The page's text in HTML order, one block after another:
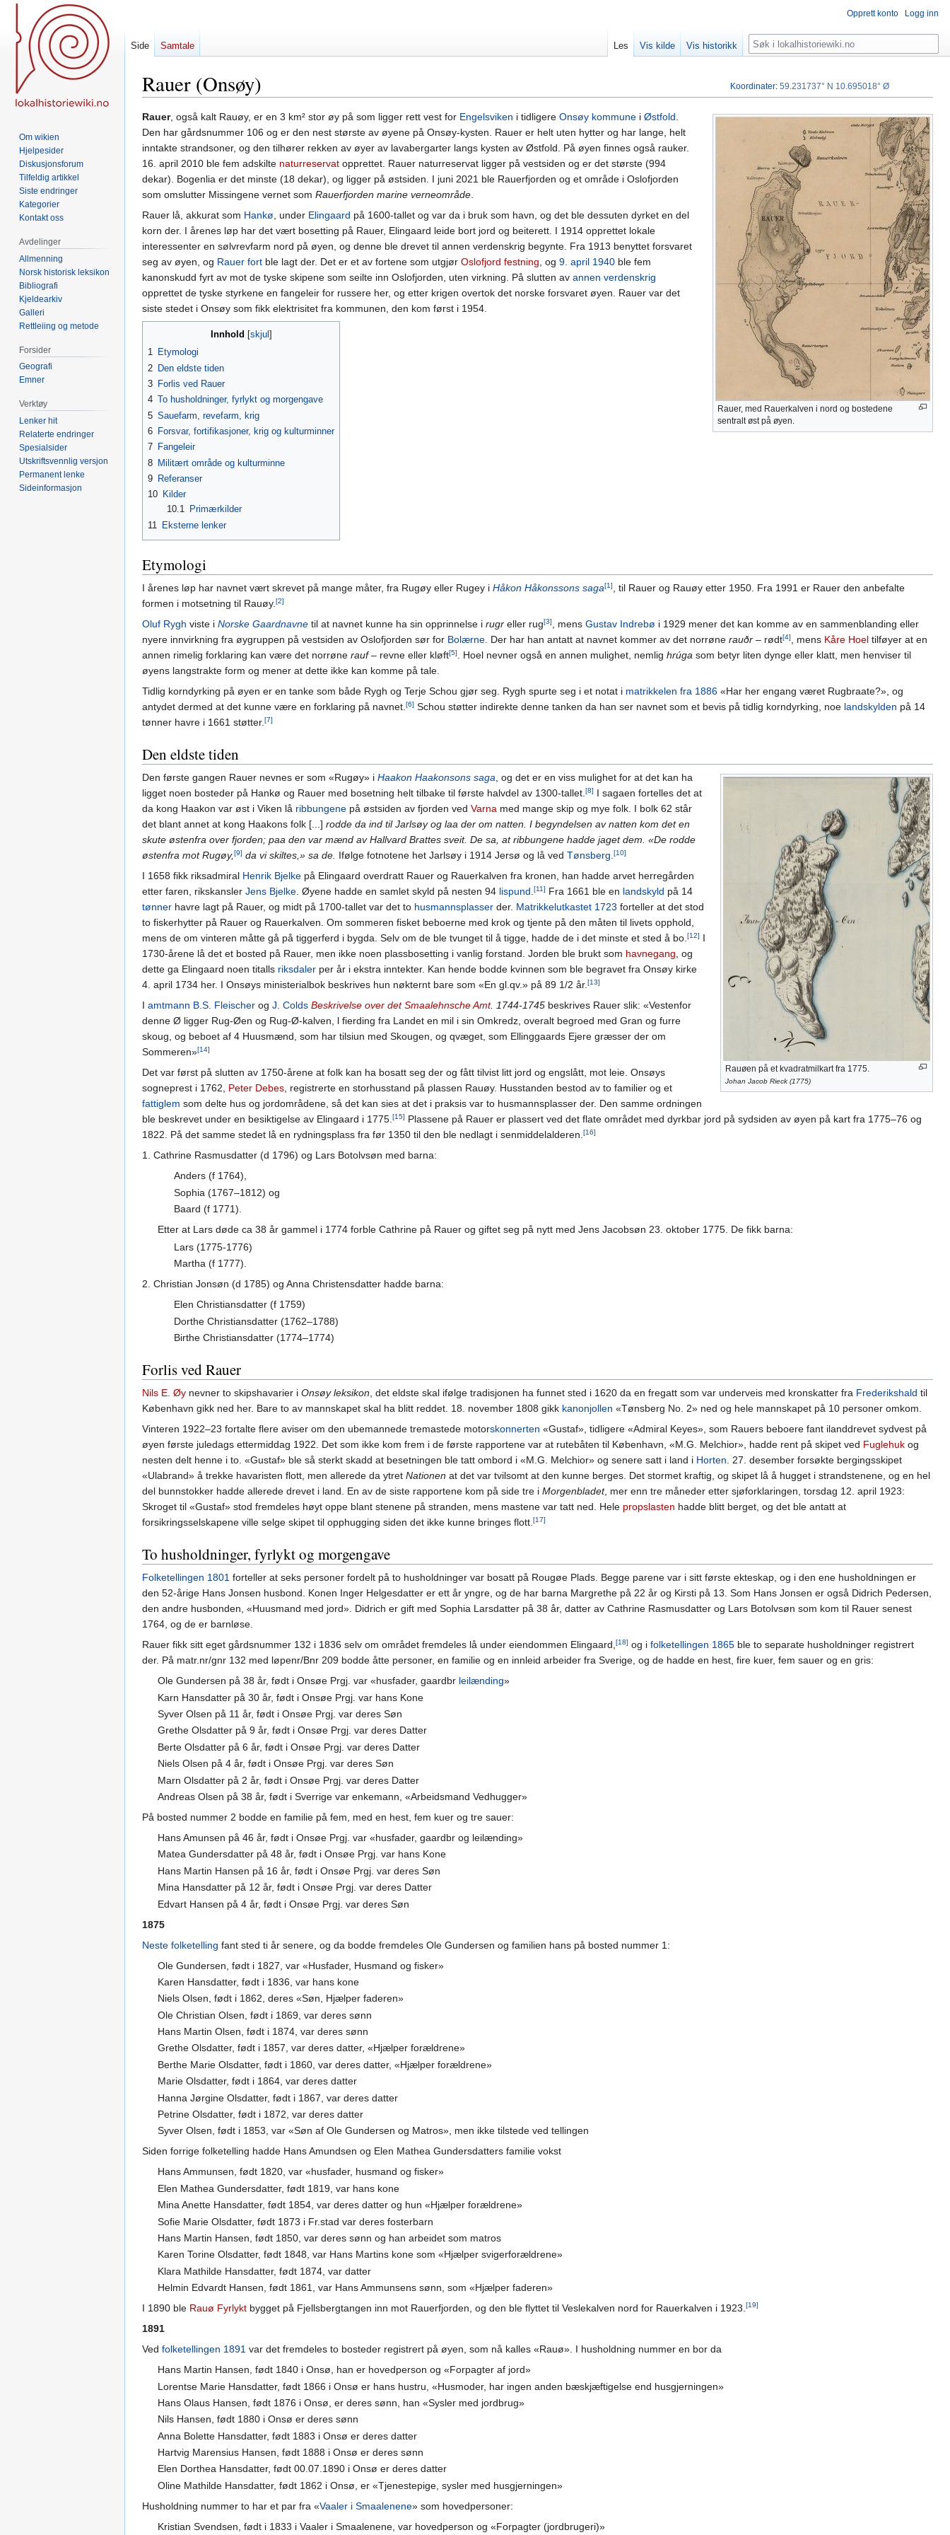
Rauer (Onsøy)
Hopp
til
navigering
Hopp
til
søk
Rauer, med Rauerkalven i nord og bostedene
sentralt øst på øyen.
Rauer, også kalt Rauøy, er en 3 km² stor øy på som ligger rett vest for Engelsviken i tidligere Onsøy kommune i Østfold.
Den har gårdsnummer 106 og er den nest største av øyene på Onsøy-kysten. Rauer er helt uten hytter og har lange, helt
inntakte strandsoner, og den tilhører rekken av øyer av lavabergarter langs kysten av Østfold. På øyen finnes også rauker.
16. april 2010 ble fem adskilte naturreservat opprettet. Rauer naturreservat ligger på vestsiden og er det største (994
dekar). Bogenlia er det minste (18 dekar), og ligger på østsiden. I juni 2021 ble Rauerfjorden og et område i Oslofjorden
som omslutter Missingene vernet som Rauerfjorden marine verneområde.
Rauer lå, akkurat som Hankø, under Elingaard på 1600-tallet og var da i bruk som havn, og det ble dessuten dyrket en del
korn der. I årenes løp har det vært bosetting på Rauer, Elingaard leide bort jord og beiterett. I 1914 opprettet lokale
interessenter en sølvrevfarm nord på øyen, og denne ble drevet til annen verdenskrig begynte. Fra 1913 benyttet forsvaret
seg av øyen, og Rauer fort ble lagt der. Det er et av fortene som utgjør Oslofjord festning, og 9. april 1940 ble fem
kanonskudd fyrt av mot de tyske skipene som seilte inn Oslofjorden, uten virkning. På slutten av annen verdenskrig
opprettet de tyske styrkene en fangeleir for russere her, og etter krigen overtok det norske forsvaret øyen. Rauer var det
siste stedet i Onsøy som fikk elektrisitet fra kommunen, den kom først i 1954.
Innhold
1 Etymologi
2 Den eldste tiden
3 Forlis ved Rauer
4 To husholdninger, fyrlykt og morgengave
5 Sauefarm, revefarm, krig
6 Forsvar, fortifikasjoner, krig og kulturminner
7 Fangeleir
8 Militært område og kulturminne
9 Referanser
10 Kilder
10.1
Primærkilder
11
Eksterne lenker
Etymologi
I årenes løp har navnet vært skrevet på mange måter, fra Rugøy eller Rugey i Håkon Håkonssons saga[1], til Rauer og Rauøy etter 1950. Fra 1991 er Rauer den anbefalte
formen i motsetning til Rauøy.[2]
Oluf Rygh viste i Norske Gaardnavne til at navnet kunne ha sin opprinnelse i rugr eller rug[3], mens Gustav Indrebø i 1929 mener det kan komme av en sammenblanding eller
nyere innvirkning fra øygruppen på vestsiden av Oslofjorden sør for Bolærne. Der har han antatt at navnet kommer av det norrøne rauðr – rødt[4], mens Kåre Hoel tilføyer at en
annen rimelig forklaring kan være det norrøne rauf– revne eller kløft[5]. Hoel nevner også en annen mulighet, nemlig hrúga som betyr liten dynge eller klatt, men henviser til
øyens langstrakte form og mener at dette ikke kan komme på tale.
Tidlig korndyrking på øyen er en tanke som både Rygh og Terje Schou gjør seg. Rygh spurte seg i et notat i matrikkelen fra 1886 «Har her engang været Rugbraate?», og
antydet dermed at det kunne være en forklaring på navnet.[6] Schou støtter indirekte denne tanken da han ser navnet som et bevis på tidlig korndyrking, noe landskylden på 14
tønner havre i 1661 støtter.[7]
Den eldste tiden
Rauøen på et kvadratmilkart fra 1775.
Johan Jacob Rieck (1775)
Den første gangen Rauer nevnes er som «Rugøy» i Haakon Haakonsons saga, og det er en viss mulighet for at det kan ha
ligget noen bosteder på Hankø og Rauer med bosetning helt tilbake til første halvdel av 1300-tallet.[8] I sagaen fortelles det at
da kong Haakon var øst i Viken lå ribbungene på østsiden av fjorden ved Varna med mange skip og mye folk. I bolk 62 står
det blant annet at kong Haakons folk [...] rodde da ind til Jarlsøy og laa der om natten. I begyndelsen av natten kom det en
skute østenfra over fjorden; paa den var mænd av Hallvard Brattes sveit. De sa, at ribbungene hadde jaget dem. «De rodde
østenfra mot Rugøy,[9] da vi skiltes,» sa de. Ifølge fotnotene het Jarlsøy i 1914 Jersø og lå ved Tønsberg.[10]
I 1658 fikk riksadmiral Henrik Bjelke på Elingaard overdratt Rauer og Rauerkalven fra kronen, han hadde arvet herregården
etter faren, rikskansler Jens Bjelke. Øyene hadde en samlet skyld på nesten 94 lispund.[11] Fra 1661 ble en landskyld på 14
tønner havre lagt på Rauer, og midt på 1700-tallet var det to husmannsplasser der. Matrikkelutkastet 1723 forteller at det stod
to fiskerhytter på Rauer og Rauerkalven. Om sommeren fisket beboerne med krok og tjente på den måten til livets opphold,
mens de om vinteren måtte gå på tiggerferd i bygda. Selv om de ble tvunget til å tigge, hadde de i det minste et sted å bo.[12] I
1730-årene lå det et bosted på Rauer, men ikke noen plassbosetting i vanlig forstand. Jorden ble brukt som havnegang, og
dette ga Elingaard noen titalls riksdaler per år i ekstra inntekter. Kan hende bodde kvinnen som ble begravet fra Onsøy kirke
4. april 1734 her. I Onsøys ministerialbok beskrives hun nøkternt bare som «En gl.qv.» på 89 1/2 år.[13]
I amtmann B.S. Fleischer og J. Colds Beskrivelse over det Smaalehnsche Amt. 1744-1745 beskrives Rauer slik: «Vestenfor
denne Ø ligger Rug-Øen og Rug-Ø-kalven, l fierding fra Landet en mil i sin Omkredz, overalt begroed med Gran og furre
skoug, og beboet af 4 Huusmænd, som har tilsiun med Skougen, og qvæget, som Ellinggaards Ejere græsser der om
Sommeren»[14]
Det var først på slutten av 1750-årene at folk kan ha bosatt seg der og fått tilvist litt jord og engslått, mot leie. Onsøys
sogneprest i 1762, Peter Debes, registrerte en storhusstand på plassen Rauøy. Husstanden bestod av to familier og et
fattiglem som delte hus og jordområdene, så det kan sies at det i praksis var to husmannsplasser der. Den samme ordningen
ble beskrevet under en besiktigelse av Elingaard i 1775.[15] Plassene på Rauer er plassert ved det flate området med dyrkbar jord på sydsiden av øyen på kart fra 1775–76 og
1822. På det samme stedet lå en rydningsplass fra før 1350 til den ble nedlagt i senmiddelalderen.[16]
1. Cathrine Rasmusdatter (d 1796) og Lars Botolvsøn med barna:
Anders (f 1764),
Sophia (1767–1812) og
Baard (f 1771).
Etter at Lars døde ca 38 år gammel i 1774 forble Cathrine på Rauer og giftet seg på nytt med Jens Jacobsøn 23. oktober 1775. De fikk barna:
Lars (1775-1776)
Martha (f 1777).
2. Christian Jonsøn (d 1785) og Anna Christensdatter hadde barna:
Elen Christiansdatter (f 1759)
Dorthe Christiansdatter (1762–1788)
Birthe Christiansdatter (1774–1774)
Forlis ved Rauer
Nils E. Øy nevner to skipshavarier i Onsøy leksikon, det eldste skal ifølge tradisjonen ha funnet sted i 1620 da en fregatt som var underveis med kronskatter fra Frederikshald til
København gikk ned her. Bare to av mannskapet skal ha blitt reddet. 18. november 1808 gikk kanonjollen «Tønsberg No. 2» ned og hele mannskapet på 10 personer omkom.
Vinteren 1922–23 fortalte flere aviser om den ubemannede tremastede motorskonnerten «Gustaf», tidligere «Admiral Keyes», som Rauers beboere fant ilanddrevet sydvest på
øyen første juledags ettermiddag 1922. Det som ikke kom frem i de første rapportene var at rutebåten til København, «M.G. Melchior», hadde rent på skipet ved Fuglehuk og
nesten delt henne i to. «Gustaf» ble så sterkt skadd at besetningen ble tatt ombord i «M.G. Melchior» og senere satt i land i Horten. 27. desember forsøkte bergingsskipet
«Ulabrand» å trekke havaristen flott, men allerede da ytret Nationen at det var tvilsomt at den kunne berges. Det stormet kraftig, og skipet lå å hugget i strandstenene, og en hel
del bunnstokker hadde allerede drevet i land. En av de siste rapportene kom på side tre i Morgenbladet, mer enn tre måneder etter sjøforklaringen, torsdag 12. april 1923:
Skroget til «Gustaf» stod fremdeles høyt oppe blant stenene på stranden, mens mastene var tatt ned. Hele propslasten hadde blitt berget, og det ble antatt at
forsikringsselskapene ville selge skipet til opphugging siden det ikke kunne bringes flott.[17]
To husholdninger, fyrlykt og morgengave
Folketellingen 1801 forteller at seks personer fordelt på to husholdninger var bosatt på Rougøe Plads. Begge parene var i sitt første ekteskap, og i den ene husholdningen er
den 52-årige Hans Jonsen husbond. Konen Inger Helgesdatter er ett år yngre, og de har barna Margrethe på 22 år og Kirsti på 13. Som Hans Jonsen er også Didrich Pedersen,
den andre husbonden, «Huusmand med jord». Didrich er gift med Sophia Larsdatter på 38 år, datter av Cathrine Rasmusdatter og Lars Botolvsøn som kom til Rauer senest
1764, og de er barnløse.
Rauer fikk sitt eget gårdsnummer 132 i 1836 selv om området fremdeles lå under eiendommen Elingaard,[18] og i folketellingen 1865 ble to separate husholdninger registrert
der. På matr.nr/gnr 132 med løpenr/Bnr 209 bodde åtte personer, en familie og en innleid arbeider fra Sverige, og de hadde en hest, fire kuer, fem sauer og en gris:
Ole Gundersen på 38 år, født i Onsøe Prgj. var «husfader, gaardbr leilænding»
Karn Hansdatter på 30 år, født i Onsøe Prgj. var hans Kone
Syver Olsen på 11 år, født i Onsøe Prgj. var deres Søn
Grethe Olsdatter på 9 år, født i Onsøe Prgj. var deres Datter
Berte Olsdatter på 6 år, født i Onsøe Prgj. var deres Datter
Niels Olsen på 4 år, født i Onsøe Prgj. var deres Søn
Marn Olsdatter på 2 år, født i Onsøe Prgj. var deres Datter
Andreas Olsen på 38 år, født i Sverrige var enkemann, «Arbeidsmand Vedhugger»
På bosted nummer 2 bodde en familie på fem, med en hest, fem kuer og tre sauer:
Hans Amunsen på 46 år, født i Onsøe Prgj. var «husfader, gaardbr og leilænding»
Matea Gundersdatter på 48 år, født i Onsøe Prgj. var hans Kone
Hans Martin Hansen på 16 år, født i Onsøe Prgj. var deres Søn
Mina Hansdatter på 12 år, født i Onsøe Prgj. var deres Datter
Edvart Hansen på 4 år, født i Onsøe Prgj. var deres Søn
1875
Neste folketelling fant sted ti år senere, og da bodde fremdeles Ole Gundersen og familien hans på bosted nummer 1:
Ole Gundersen, født i 1827, var «Husfader, Husmand og fisker»
Karen Hansdatter, født i 1836, var hans kone
Niels Olsen, født i 1862, deres «Søn, Hjælper faderen»
Ole Christian Olsen, født i 1869, var deres sønn
Hans Martin Olsen, født i 1874, var deres sønn
Grethe Olsdatter, født i 1857, var deres datter, «Hjælper forældrene»
Berthe Marie Olsdatter, født i 1860, var deres datter, «Hjælper forældrene»
Marie Olsdatter, født i 1864, var deres datter
Hanna Jørgine Olsdatter, født i 1867, var deres datter
Petrine Olsdatter, født i 1872, var deres datter
Syver Olsen, født i 1853, var «Søn af Ole Gundersen og Matros», men ikke tilstede ved tellingen
Siden forrige folketelling hadde Hans Amundsen og Elen Mathea Gundersdatters familie vokst
Hans Ammunsen, født 1820, var «husfader, husmand og fisker»
Elen Mathea Gundersdatter, født 1819, var hans kone
Mina Anette Hansdatter, født 1854, var deres datter og hun «Hjælper forældrene»
Sofie Marie Olsdatter, født 1873 i Fr.stad var deres fosterbarn
Hans Martin Hansen, født 1850, var deres sønn og han arbeidet som matros
Karen Torine Olsdatter, født 1848, var Hans Martins kone som «Hjælper svigerforældrene»
Klara Mathilde Hansdatter, født 1874, var datter
Helmin Edvardt Hansen, født 1861, var Hans Ammunsens sønn, som «Hjælper faderen»
I 1890 ble Rauø Fyrlykt bygget på Fjellsbergtangen inn mot Rauerfjorden, og den ble flyttet til Veslekalven nord for Rauerkalven i 1923. [19]
1891
Ved folketellingen 1891 var det fremdeles to bosteder registrert på øyen, som nå kalles «Rauø». I husholdning nummer en bor da
Hans Martin Hansen, født 1840 i Onsø, han er hovedperson og «Forpagter af jord»
Lorentse Marie Hansdatter, født 1866 i Onsø er hans hustru, «Husmoder, har ingen anden bæskjæftigelse end husgjerningen»
Hans Olaus Hansen, født 1876 i Onsø, er deres sønn, han «Sysler med jordbrug»
Nils Hansen, født 1880 i Onsø er deres sønn
Anna Bolette Hansdatter, født 1883 i Onsø er deres datter
Hartvig Marensius Hansen, født 1888 i Onsø er deres sønn
Elen Dorthea Hansdatter, født 00.07.1890 i Onsø er deres datter
Oline Mathilde Hansdatter, født 1862 i Onsø, er «Tjenestepige, sysler med husgjerningen»
Husholdning nummer to har et par fra «Vaaler i Smaalenene» som hovedpersoner:
Kristian Svendsen, født i 1833 i Vaaler i Smaalenene, var hovedperson og «Forpagter (jordbrugeri)»
Koordinater:59.231737° N 10.695018° Ø
Opprett konto Logg inn
Side Samtale Les Vis kilde Vis historikk Søk
Om wikien
Hjelpesider
Diskusjonsforum
Tilfeldig artikkel
Siste endringer
Kategorier
Kontakt oss
Avdelinger
Allmenning
Norsk historisk leksikon
Bibliografi
Kjeldearkiv
Galleri
Rettleiing og metode
Forsider
Geografi
Emner
Verktøy
Lenker hit
Relaterte endringer
Spesialsider
Utskriftsvennlig versjon
Permanent lenke
Sideinformasjon